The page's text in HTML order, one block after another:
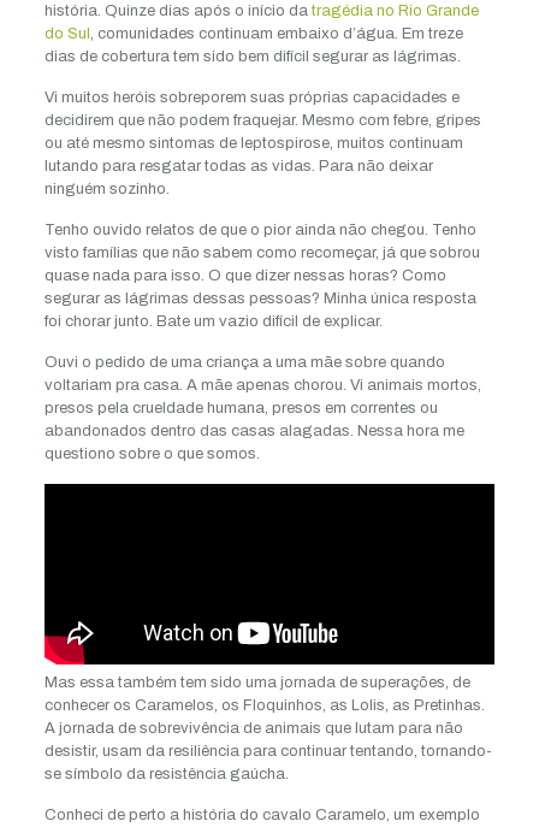
história. Quinze dias após o início da tragédia no Rio Grande
do Sul , comunidades continuam embaixo d’água. Em treze
dias de cobertura tem sido bem difícil segurar as lágrimas.
Vi muitos heróis sobreporem suas próprias capacidades e
decidirem que não podem fraquejar. Mesmo com febre, gripes
ou até mesmo sintomas de leptospirose, muitos continuam
lutando para resgatar todas as vidas. Para não deixar
ninguém sozinho.
Tenho ouvido relatos de que o pior ainda não chegou. Tenho
visto famílias que não sabem como recomeçar, já que sobrou
quase nada para isso. O que dizer nessas horas? Como
segurar as lágrimas dessas pessoas? Minha única resposta
foi chorar junto. Bate um vazio difícil de explicar.
Ouvi o pedido de uma criança a uma mãe sobre quando
voltariam pra casa. A mãe apenas chorou. Vi animais mortos,
presos pela crueldade humana, presos em correntes ou
abandonados dentro das casas alagadas. Nessa hora me
questiono sobre o que somos.
Mas essa também tem sido uma jornada de superações, de
conhecer os Caramelos, os Floquinhos, as Lolis, as Pretinhas.
A jornada de sobrevivência de animais que lutam para não
desistir, usam da resiliência para continuar tentando, tornando-
se símbolo da resistência gaúcha.
Conheci de perto a história do cavalo Caramelo, um exemplo